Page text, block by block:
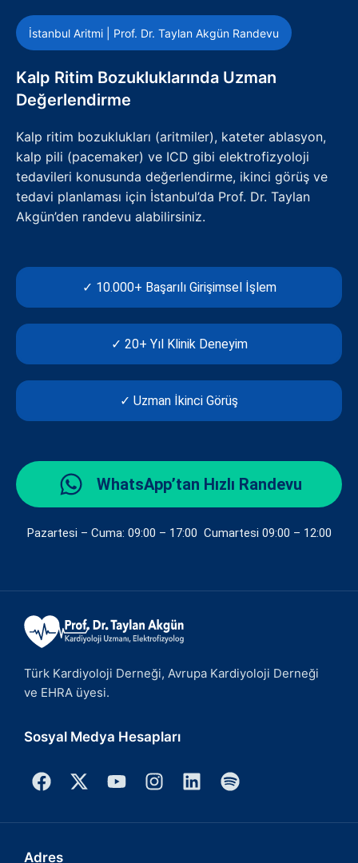
İstanbul Aritmi | Prof. Dr. Taylan Akgün Randevu
Kalp Ritim Bozukluklarında Uzman
Değerlendirme
Kalp ritim bozuklukları (aritmiler), kateter ablasyon,
kalp pili (pacemaker) ve ICD gibi elektrofizyoloji
tedavileri konusunda değerlendirme, ikinci görüş ve
tedavi planlaması için İstanbul’da Prof. Dr. Taylan
Akgün’den randevu alabilirsiniz.
✓ 10.000+ Başarılı Girişimsel İşlem
✓ 20+ Yıl Klinik Deneyim
✓ Uzman İkinci Görüş
WhatsApp’tan Hızlı Randevu
Pazartesi – Cuma: 09:00 – 17:00 Cumartesi 09:00 – 12:00
Türk Kardiyoloji Derneği, Avrupa Kardiyoloji Derneği
ve EHRA üyesi.
Sosyal Medya Hesapları
Adres